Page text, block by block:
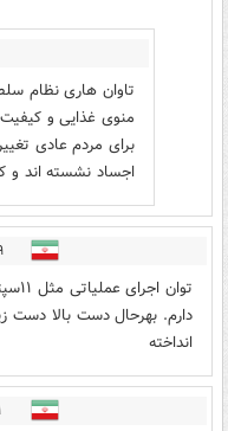
تاوان هاری نظام
منوی غذایی و
برای مردم عادی
اجساد نشسته اند و
دارم. بهرحال دست بالا دست
انداخته